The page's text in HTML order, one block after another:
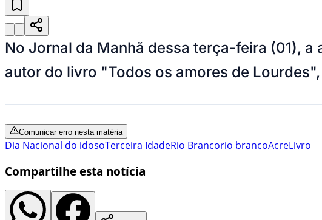
No Jornal da Manhã dessa terça-feira (01),
autor do livro "Todos os amores de
Comunicar erro nesta matéria
Dia Nacional do idosoTerceira IdadeRio Brancorio brancoAcreLivro
Compartilhe esta notícia